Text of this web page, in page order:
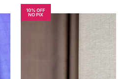
10% OFF
NO PIX